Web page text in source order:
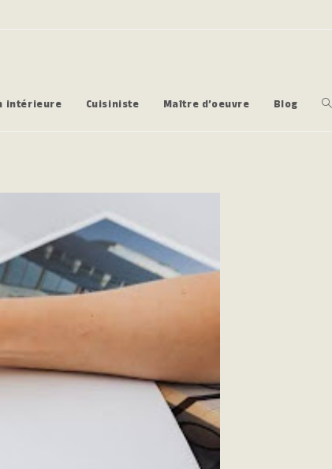
intérieure Cuisiniste Maître d’oeuvre Blog